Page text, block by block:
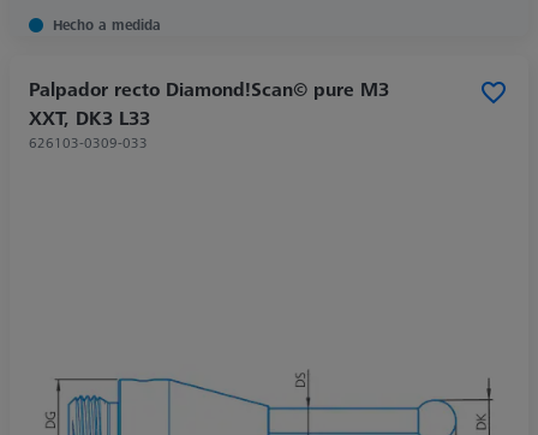
Hecho a medida
Palpador recto Diamond!Scan© pure M3
XXT, DK3 L33
626103-0309-033